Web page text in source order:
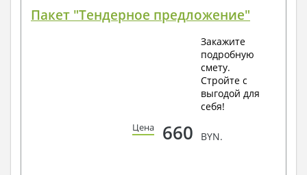
Пакет "Тендерное предложение"
Закажите
подробную
смету.
Стройте с
выгодой для
себя!
Цена 660 BYN.